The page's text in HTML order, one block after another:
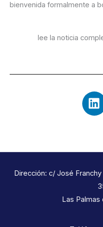
bienvenida formalmente a
lee la noticia
L
i
d
i
n
Dirección: c/ José Franchy
Las Palmas